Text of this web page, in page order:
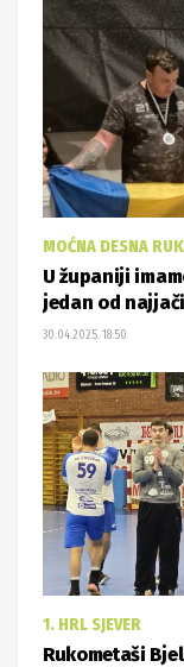
MOĆNA DESNA
U županiji
jedan od
30.04.2025. 18:50
1. HRL SJEVER
Rukometaši